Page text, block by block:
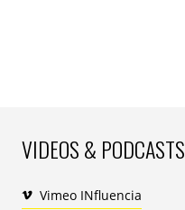
VIDEOS & PODCASTS
Vimeo INfluencia